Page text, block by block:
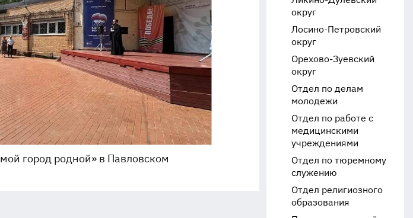
город родной» в Павловском
округ
Лосино-Петровский
округ
Орехово-Зуевский
округ
Отдел по делам
молодежи
Отдел по работе с
медицинскими
учреждениями
Отдел по тюремному
служению
Отдел религиозного
образования